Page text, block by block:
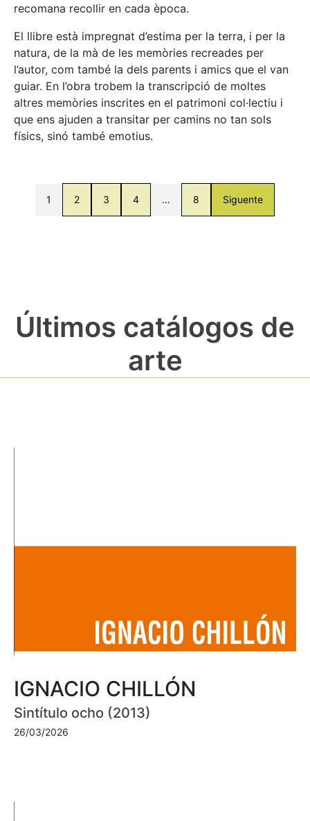
recomana recollir en cada època.
El llibre està impregnat d’estima per la terra, i per la
natura, de la mà de les memòries recreades per
l’autor, com també la dels parents i amics que el van
guiar. En l’obra trobem la transcripció de moltes
altres memòries inscrites en el patrimoni col·lectiu i
que ens ajuden a transitar per camins no tan sols
físics, sinó també emotius.
1 2 3 4 … 8 Siguente
Últimos catálogos de
arte
IGNACIO CHILLÓN
Sintítulo ocho (2013)
26/03/2026